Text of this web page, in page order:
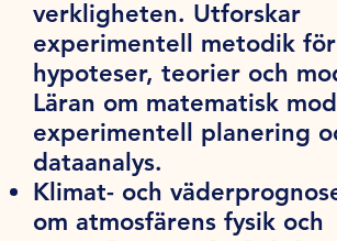
verkligheten. Utforskar
experimentell metodik
hypoteser, teorier och
Läran om matematisk
experimentell planering
dataanalys.
Klimat- och
om atmosfärens fysik och